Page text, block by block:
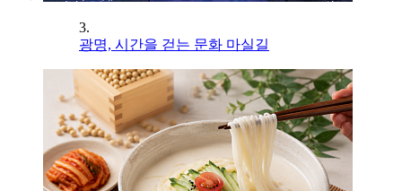
3.
광명, 시간을 걷는 문화 마실길